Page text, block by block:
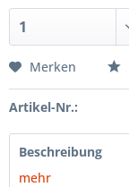
Merken
Artikel-Nr.:
Beschreibung
mehr